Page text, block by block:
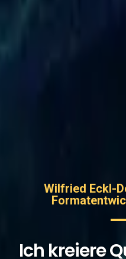
Wilfried Eckl-
Ich kreiere